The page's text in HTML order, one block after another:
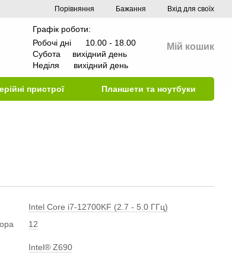
Порівняння Бажання Вхід для своїх
Графік роботи:
Робочі дні 10.00 - 18.00
Субота вихідний день
Неділя вихідний день
Мій кошик
пристрої Планшети та ноутбуки
Intel Core i7-12700KF (2.7 - 5.0 ГГц)
12
Intel® Z690